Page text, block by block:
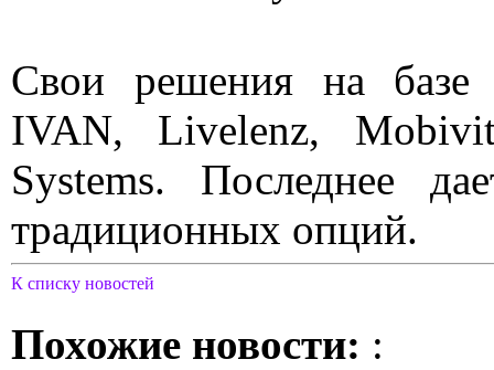
Свои решения на базе
IVAN, Livelenz,
Systems. Последнее
традиционных опций.
К списку новостей
Похожие новости: :